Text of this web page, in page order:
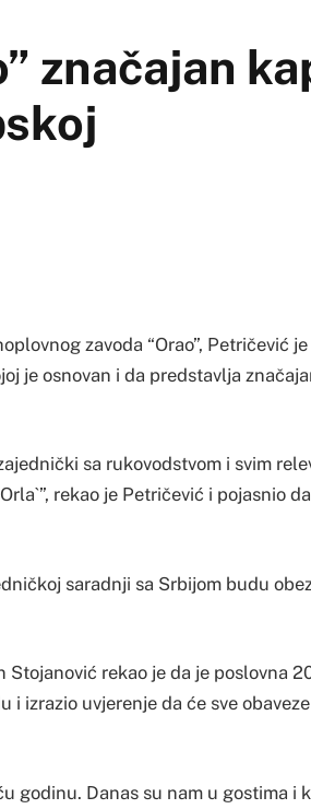
značajan
zavoda “Orao”, Petričević
je osnovan i da predstavlja
sa rukovodstvom i svim
rekao je Petričević i pojasnio
saradnji sa Srbijom budu
rekao je da je poslovna
izrazio uvjerenje da će sve
godinu. Danas su nam u gostima i